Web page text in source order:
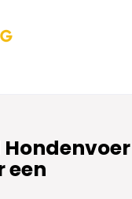
Hondenvoer
een